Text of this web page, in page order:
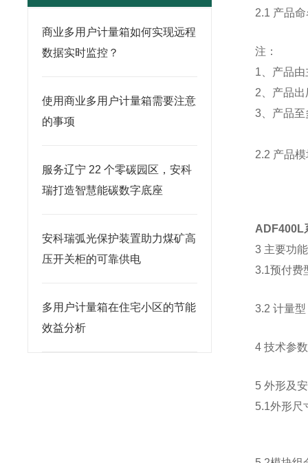
2.1 产品
注：
1、产品
2、产品
3、产品
2.2 产品
ADF400L
3 主要功能
3.1预付费
3.2 计量型
4 技术参数
5 外形及
5.1外形尺
商业多用户计量箱如何实现远程
数据实时监控？
使用商业多用户计量箱需要注意
的事项
服务辽宁 22 个零碳园区，安科
瑞打造智慧能碳数字底座
安科瑞弧光保护装置助力煤矿高
压开关柜的可靠供电
多用户计量箱在住宅小区的节能
效益分析